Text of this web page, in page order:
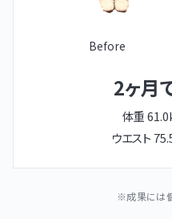
Before
2ヶ月
体重
ウエスト
※成果には